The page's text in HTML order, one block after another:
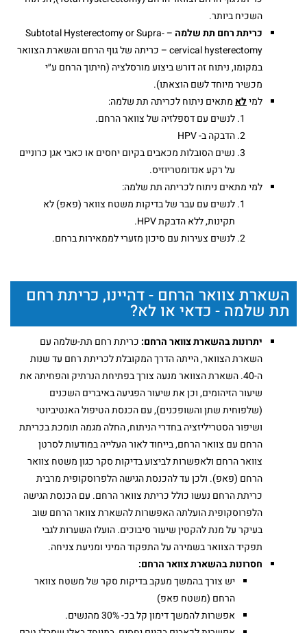
השכיח ביותר.
כריתת רחם תת שלמה
– Subtotal Hysterectomy or Supra-
cervical hysterectomy – כריתה של גוף הרחם והשארת הצוואר
במקומו, ניתוח זה דורש ביצוע מורסלציה (חיתוך הרחם ע״י
מכשיר מיוחד לשם הוצאתו).
למילא מתאים ניתוח לכריתה תת שלמה:
לנשים עם דספלזיה של צוואר הרחם.
הדבקה ב- HPV
נשים הסובלות מכאבים בקיום יחסים או כאבי אגן כרוניים
על רקע אנדומטריוזיס.
למי מתאים ניתוח לכריתה תת שלמה:
לנשים עם עבר של בדיקות משטח צוואר (פאפ) לא
תקינות, ללא הדבקת HPV.
לנשים צעירות עם סיכון מזערי לממאירות ברחם.
השארת צוואר הרחם - דהיינו, כריתת רחם
תת שלמה - כדאי או לא?
יתרונות בהשארת צוואר הרחם: כריתת רחם תת-שלמה עם
השארת הצוואר, הייתה הדרך המקובלת לכריתת רחם עד שנות
ה-40. השארת הצוואר מנעה צורך בפתיחת הנרתיק והפחיתה את
שיעור הזיהומים, וכן את שיעור הפגיעה באיברים השכנים
(שלפוחית שתן והשופכנים), עם הכנסת הטיפול האנטיביוטי
ושיפור הסטריליזציה בחדרי הניתוח, החלה מגמה תומכת בכריתת
הרחם עם צוואר הרחם, בייחוד לאור העלייה במודעות לסרטן
צוואר הרחם ולאפשרות לביצוע בדיקות סקר כגון משטח צוואר
הרחם (פאפ). ולכן עד להכנסת הגישה הלפרוסקופית מרבית
כריתת הרחם נעשו כולל כריתת צוואר הרחם. עם הכנסת הגישה
הלפרוסקופית הועלתה האפשרות להשארת צוואר הרחם שוב
בעיקר על מנת להקטין שיעור סיבוכים. הועלו השערות לגבי
תפקיד הצוואר בשמירה על התפקוד המיני ומניעת צניחה.
חסרונות בהשארת צוואר הרחם:
יש צורך בהמשך מעקב בדיקות סקר של משטח צוואר
הרחם (משטח פאפ)
אפשרות להמשך דימון קל בכ- 30% מהנשים.